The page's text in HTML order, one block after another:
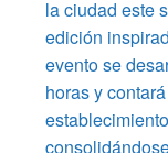
la ciudad este
edición
evento se
horas y